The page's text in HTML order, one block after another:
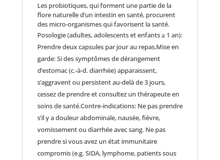
Les probiotiques, qui forment une partie de la
flore naturelle d’un intestin en santé, procurent
des micro-organismes qui favorisent la santé.
Posologie (adultes, adolescents et enfants ≥ 1 an):
Prendre deux capsules par jour au repas.Mise en
garde: Si des symptômes de dérangement
d’estomac (c.-à-d. diarrhée) apparaissent,
s’aggravent ou persistent au-delà de 3 jours,
cessez de prendre et consultez un thérapeute en
soins de santé.Contre-indications: Ne pas prendre
s’il y a douleur abdominale, nausée, fièvre,
vomissement ou diarrhée avec sang. Ne pas
prendre si vous avez un état immunitaire
compromis (e.g. SIDA, lymphome, patients sous